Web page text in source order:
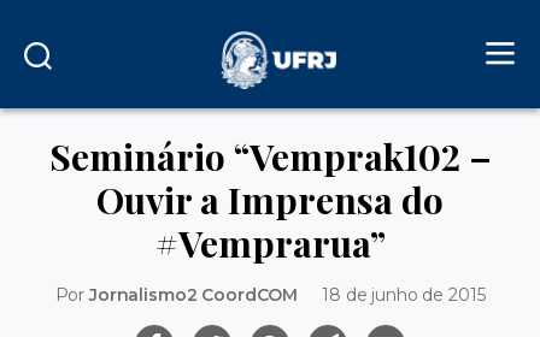
Seminário “Vemprak102 –
Ouvir a Imprensa do
PorJornalismo2 CoordCOM 18 de junho de 2015